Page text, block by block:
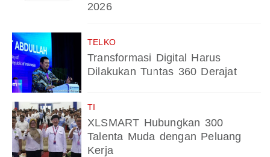
2026
TELKO
Transformasi Digital Harus
Dilakukan Tuntas 360 Derajat
TI
XLSMART Hubungkan 300
Talenta Muda dengan Peluang
Kerja